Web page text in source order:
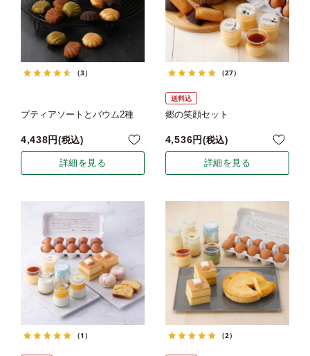
（3）
プティアソートとバウム2種
4,438 税込
詳細を見る
（27）
送料込
郷の笑顔セット
4,536 税込
詳細を見る
（1） （2）